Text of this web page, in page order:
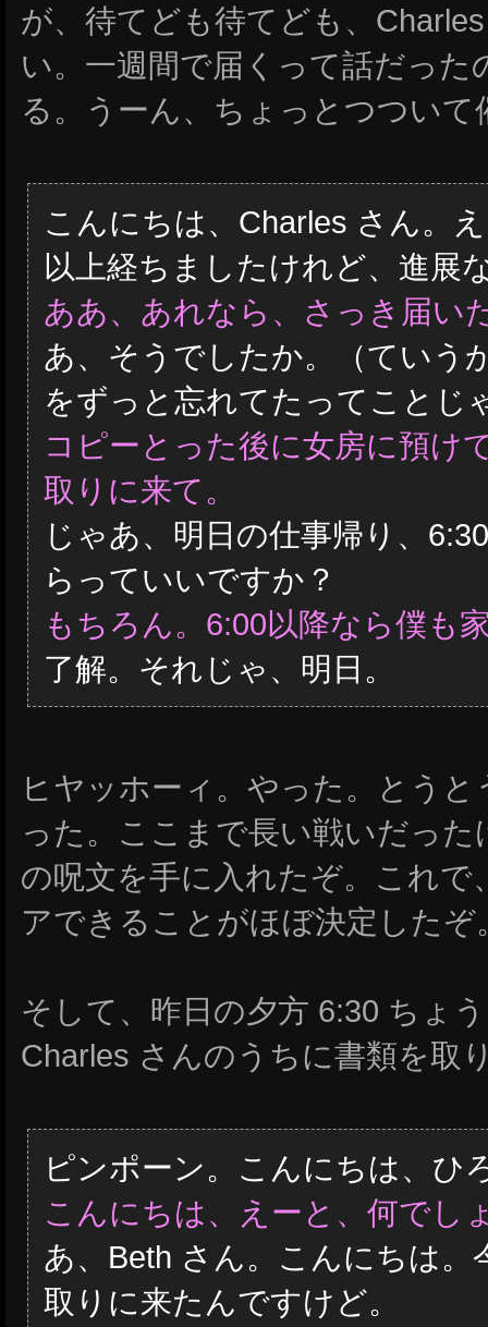
が、待てども待てども、
い。一週間で届くって話だった
る。うーん、ちょっとつついて
こんにちは、Charles さん。
以上経ちましたけれど、進展
ああ、あれなら、さっき届い
あ、そうでしたか。（ていう
をずっと忘れてたってこと
コピーとった後に女房に預け
取りに来て。
じゃあ、明日の仕事帰り、
らっていいですか？
もちろん。6:00以降なら僕も
了解。それじゃ、明日。
ヒヤッホーィ。やった。とう
った。ここまで長い戦いだっ
の呪文を手に入れたぞ。これで
アできることがほぼ決定したぞ
そして、昨日の夕方 6:30 ちょ
Charles さんのうちに書類を取
ピンポーン。こんにちは、ひ
こんにちは、えーと、何でし
あ、Beth さん。こんにちは。
取りに来たんですけど。